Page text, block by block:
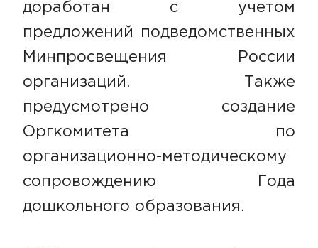
доработан с учетом
предложений подведомственных
Минпросвещения России
организаций. Также
предусмотрено создание
Оргкомитета по
организационно-методическому
сопровождению Года
дошкольного образования.